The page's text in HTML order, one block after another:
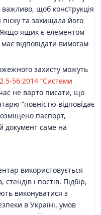
важливо, щоб конструкція
та захищала його
Якщо ящик є елементом
відповідати вимогам
захисту можуть
56:2014 “Системи
не варто писати, що
“повністю відповідає
паспорт,
документ саме на
використовується
і постів. Підбір,
виконуватися з
в Україні, умов